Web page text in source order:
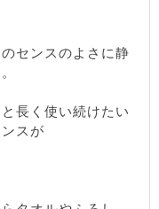
センスのよさに静
長く使い続けたい
スが